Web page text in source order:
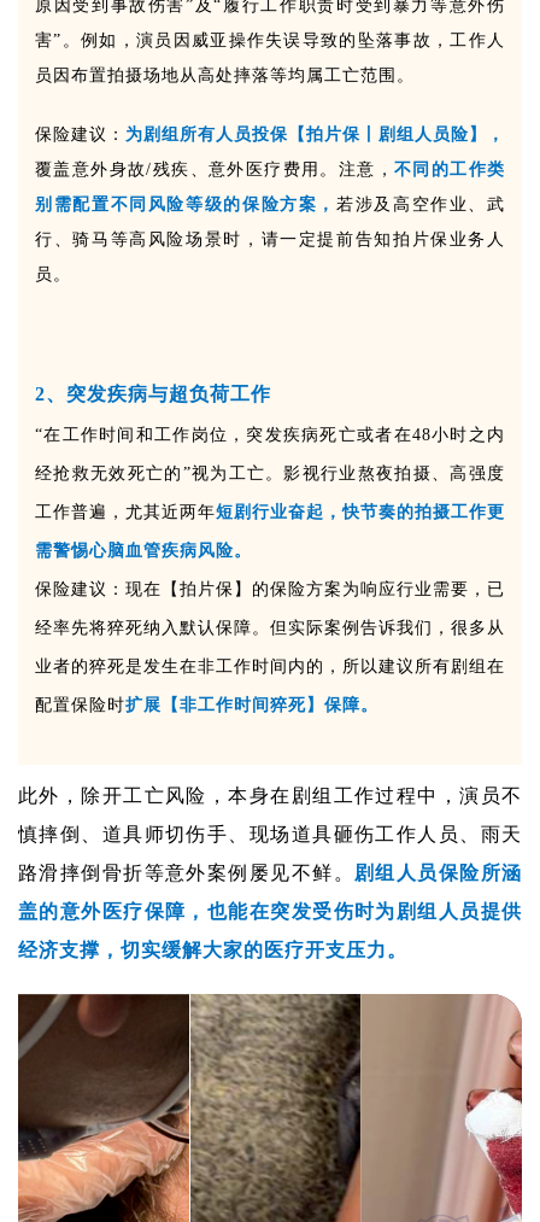
原因受到事故伤害”及“履行工作职责时受到暴力等意外伤
害”。 例如，演员因威亚操作失误导致的坠落事故，工作人
员因布置拍摄场地从高处摔落等均属工亡范围。
保险建议： 为剧组所有人员投保【拍片保丨剧组人员险】，
覆盖意外身故/残疾、意外医疗费用。注意， 不同的工作类
别需配置不同风险等级的保险方案， 若涉及高空作业、武
行、骑马等高风险场景时，请一定提前告知拍片保业务人
员。
2、突发疾病与超负荷工作
“在工作时间和工作岗位，突发疾病死亡或者在48小时之内
经抢救无效死亡的”视为工亡。影视行业熬夜拍摄、高强度
工作普遍，尤其近两年短剧行业奋起，快节奏的拍摄工作更
需警惕心脑血管疾病风险。
保险建议：现在【拍片保】的保险方案为响应行业需要，已
经率先将猝死纳入默认保障。但实际案例告诉我们，很多从
业者的猝死是发生在非工作时间内的，所以建议所有剧组在
配置保险时扩展【非工作时间猝死】保障。
此外，除开工亡风险，本身在剧组工作过程中，演员不
慎摔倒、道具师切伤手、现场道具砸伤工作人员、雨天
路滑摔倒骨折等意外案例屡见不鲜。 剧组人员保险所涵
盖的意外医疗保障，也能在突发受伤时为剧组人员提供
经济支撑，切实缓解大家的医疗开支压力。